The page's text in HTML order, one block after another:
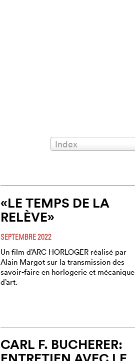
Index
«LE TEMPS DE LA
RELÈVE»
SEPTEMBRE 2022
Un film d’ARC HORLOGER réalisé par
Alain Margot sur la transmission des
savoir-faire en horlogerie et mécanique
d’art.
CARL F. BUCHERER: